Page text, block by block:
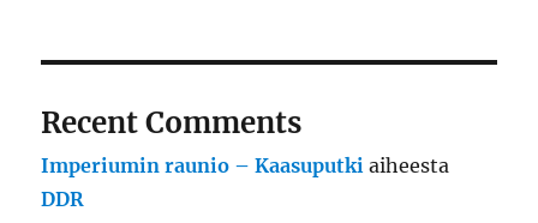
Recent Comments
Imperiumin raunio – Kaasuputki aiheesta
DDR